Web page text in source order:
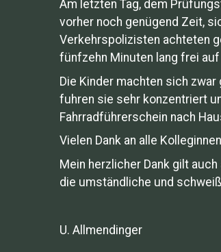
Am letzten Tag, dem
vorher noch genügend Zeit,
Verkehrspolizisten achteten
fünfzehn Minuten lang frei
Die Kinder machten sich
fuhren sie sehr konzentriert
Fahrradführerschein nach
Vielen Dank an alle
Mein herzlicher Dank gilt
die umständliche und
U. Allmendinger